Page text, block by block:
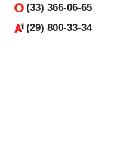
(33) 366-06-65
(29) 800-33-34